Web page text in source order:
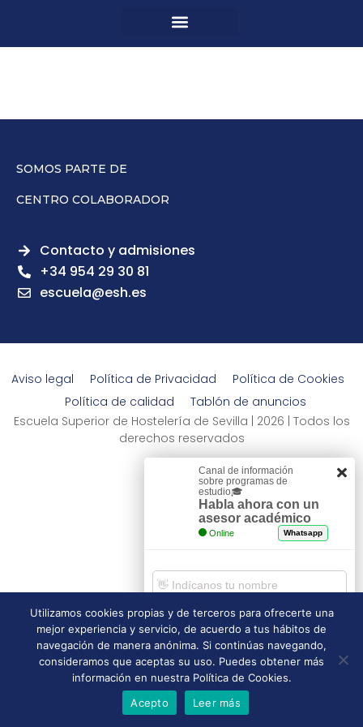
SOMOS PARTE DE
CENTRO COLABORADOR
Contacto y admisiones
+34 954 29 30 81
escuela@esh.es
Aviso legal Política de Privacidad
Política de Cookies
Política de calidad
Tablón de anuncios
Escuela Superior de Hostelería de Sevilla | 2026 | Todos los
derechos reservados
Utilizamos cookies propias y de terceros para ofrecerte una
mejor experiencia y servicio, de acuerdo a tus hábitos de
navegación de manera anónima. Si continúas navegando,
consideramos que aceptas su uso. Puedes obtener más
información en nuestra Política de Cookies.
Acepto
Leer más
Canal de información
sobre programas de
estudio🎓
Habla ahora con un
asesor académico
Online Whatsapp
Comenzar chat